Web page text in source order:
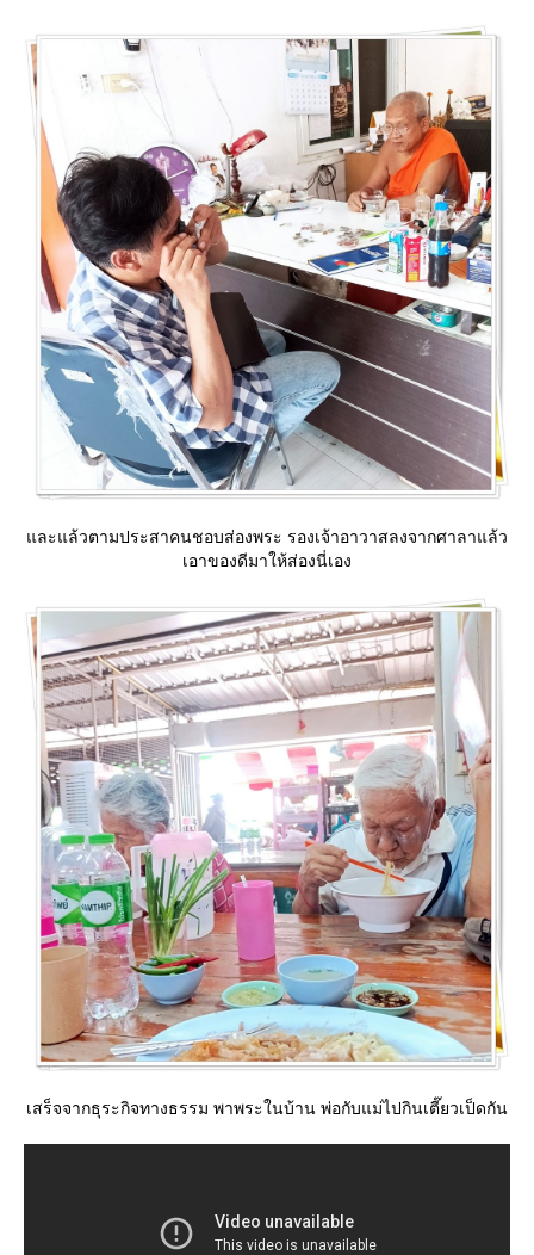
ละแล้วตามประสาคนชอบส่องพระ รองเจ้าอาวาสลงจากศาลาแล้ว
เอาของดีมาให้ส่องนี่เอง
เสร็จจากธุระกิจทางธรรม พาพระในบ้าน พ่อกับแม่ไปกินเตี๊ยวเป็ดกัน